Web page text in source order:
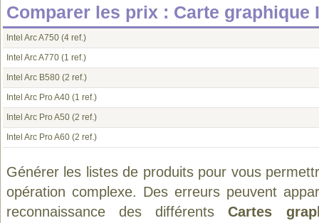
Comparer les prix : Carte graphique
Intel Arc A750 (4 ref.)
Intel Arc A770 (1 ref.)
Intel Arc B580 (2 ref.)
Intel Arc Pro A40 (1 ref.)
Intel Arc Pro A50 (2 ref.)
Intel Arc Pro A60 (2 ref.)
Générer les listes de produits pour vous
opération complexe. Des erreurs peuvent
reconnaissance des différentsCartes